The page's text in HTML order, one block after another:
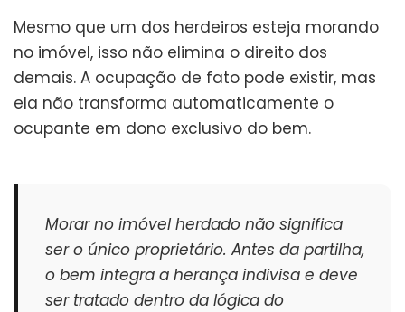
Mesmo que um dos herdeiros esteja morando
no imóvel, isso não elimina o direito dos
demais. A ocupação de fato pode existir, mas
ela não transforma automaticamente o
ocupante em dono exclusivo do bem.
Morar no imóvel herdado não significa
ser o único proprietário. Antes da partilha,
o bem integra a herança indivisa e deve
ser tratado dentro da lógica do